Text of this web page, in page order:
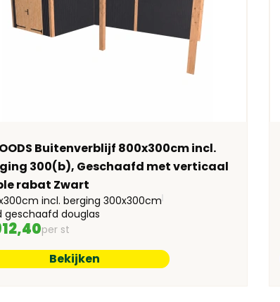
Buitenverblijf 800x300cm incl.
300(b), Geschaafd met verticaal
rabat Zwart
incl. berging 300x300cm
geschaafd douglas
per st
Bekijken